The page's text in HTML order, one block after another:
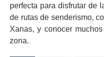
perfecta para disfrutar de
de rutas de senderismo,
Xanas, y conocer
zona.